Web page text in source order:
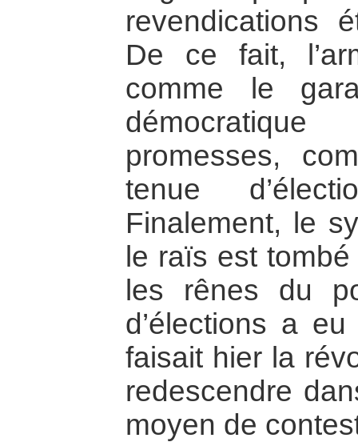
revendications
De ce fait,
comme le
promesses,
tenue
Finalement, le
le raïs est
les rênes du
d’élections a
faisait hier la
redescendre
moyen de